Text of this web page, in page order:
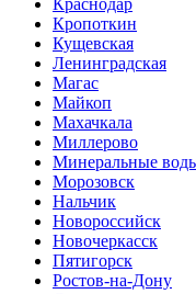
Краснодар
Кропоткин
Кущевская
Ленинградская
Магас
Майкоп
Махачкала
Миллерово
Минеральные
Морозовск
Нальчик
Новороссийск
Новочеркасск
Пятигорск
Ростов-на-Дону